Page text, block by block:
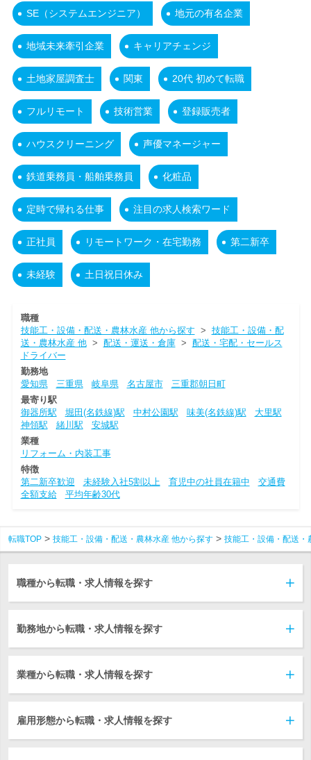
SE（システムエンジニア） 地元の有名企業
地域未来牽引企業 キャリアチェンジ
土地家屋調査士 関東 20代 初めて転職
フルリモート 技術営業 登録販売者
ハウスクリーニング 声優マネージャー
鉄道乗務員・船舶乗務員 化粧品
定時で帰れる仕事 注目の求人検索ワード
正社員 リモートワーク・在宅勤務 第二新卒
未経験 土日祝日休み
職種
技能工・設備・配送・農林水産 他から探す > 技能工・設備・配
送・農林水産 他> 配送・運送・倉庫> 配送・宅配・セールス
ドライバー
勤務地
愛知県
三重県 岐阜県 名古屋市
三重郡朝日町
最寄り駅
御器所駅
堀田(名鉄線)駅 中村公園駅 味美(名鉄線)駅
大里駅
神領駅
緒川駅
安城駅
業種
リフォーム・内装工事
特徴
第二新卒歓迎
未経験入社5割以上 育児中の社員在籍中
交通費
全額支給
平均年齢30代
転職TOP 技能工・設備・配送・農林水産 他から探す 技能工・設備・配送・
職種から転職・求人情報を探す
勤務地から転職・求人情報を探す
業種から転職・求人情報を探す
雇用形態から転職・求人情報を探す